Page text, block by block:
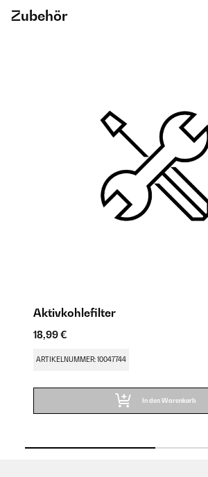
Zubehör
Aktivkohlefilter
18,99 €
ARTIKELNUMMER: 10047744
In den Warenkorb